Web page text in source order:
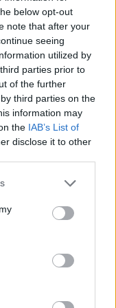
below opt-out
note that after your
seeing
utilized by
parties prior to
of the further
third parties on the
information may
the IAB’s List of
disclose it to other
or more Google
You may click to
party tags to
in below Google
felvételeit
az előadást.
minden
hallani az ismert
kíválóan éneklő
is nagy
különlegesség,
azEsztert alakító
Tóth Lászlót
a
Péter.